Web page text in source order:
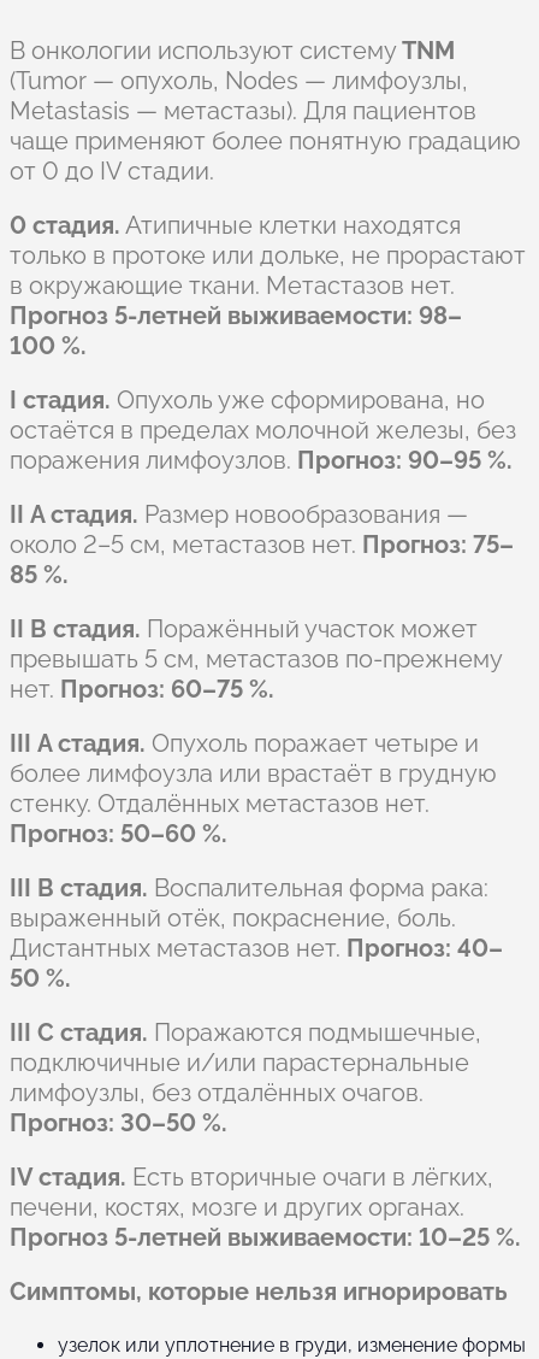
В онкологии используют системуTNM
(Tumor — опухоль, Nodes — лимфоузлы,
Metastasis — метастазы). Для пациентов
чаще применяют более понятную градацию
от 0 до IV стадии.
0 стадия. Атипичные клетки находятся
только в протоке или дольке, не прорастают
в окружающие ткани. Метастазов нет.
Прогноз 5-летней выживаемости: 98–
100 %.
I стадия. Опухоль уже сформирована, но
остаётся в пределах молочной железы, без
поражения лимфоузлов. Прогноз: 90–95 %.
II A стадия. Размер новообразования —
около 2–5 см, метастазов нет. Прогноз: 75–
85 %.
II B стадия. Поражённый участок может
превышать 5 см, метастазов по-прежнему
нет. Прогноз: 60–75 %.
III A стадия. Опухоль поражает четыре и
более лимфоузла или врастаёт в грудную
стенку. Отдалённых метастазов нет.
Прогноз: 50–60 %.
III B стадия. Воспалительная форма рака:
выраженный отёк, покраснение, боль.
Дистантных метастазов нет. Прогноз: 40–
50 %.
III C стадия. Поражаются подмышечные,
подключичные и/или парастернальные
лимфоузлы, без отдалённых очагов.
Прогноз: 30–50 %.
IV стадия. Есть вторичные очаги в лёгких,
печени, костях, мозге и других органах.
Прогноз 5-летней выживаемости: 10–25 %.
Симптомы, которые нельзя игнорировать
узелок или уплотнение в груди, изменение формы